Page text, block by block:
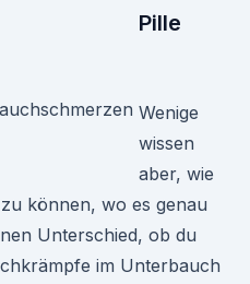
Pille
Wenige
wissen
aber, wie
können, wo es genau
Unterschied, ob du
im Unterbauch